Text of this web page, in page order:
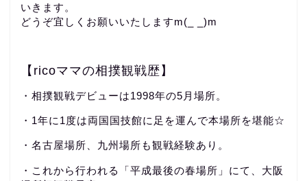
いきます。
どうぞ宜しくお願いいたしますm(_ _)m
【ricoママの相撲観戦歴】
・相撲観戦デビューは1998年の5月場所。
・1年に1度は両国国技館に足を運んで本場所を堪能☆
・名古屋場所、九州場所も観戦経験あり。
・これから行われる「平成最後の春場所」にて、大阪